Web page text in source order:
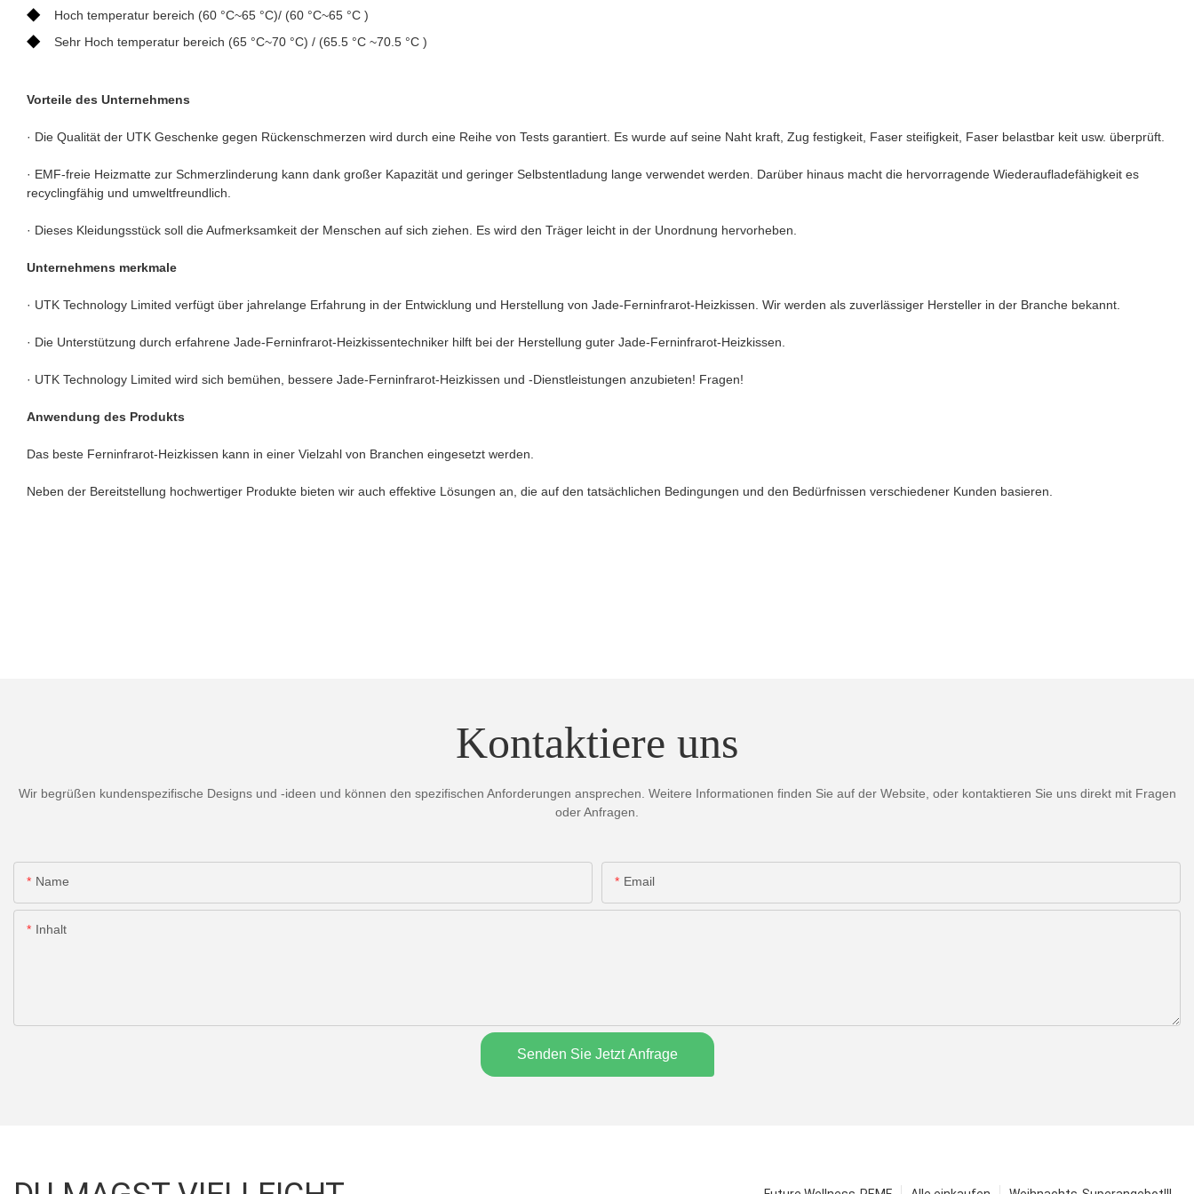
◆ Hoch temperatur bereich (60 °C~65 °C)/ (60 °C~65 °C )
◆ Sehr Hoch temperatur bereich (65 °C~70 °C) / (65.5 °C ~70.5 °C )
Vorteile des Unternehmens
· Die Qualität der UTK Geschenke gegen Rückenschmerzen wird durch eine Reihe von Tests garantiert. Es wurde auf seine Naht kraft, Zug festigkeit, Faser steifigkeit, Faser belastbar keit usw. überprüft.
· EMF-freie Heizmatte zur Schmerzlinderung kann dank großer Kapazität und geringer Selbstentladung lange verwendet werden. Darüber hinaus macht die hervorragende Wiederaufladefähigkeit es
recyclingfähig und umweltfreundlich.
· Dieses Kleidungsstück soll die Aufmerksamkeit der Menschen auf sich ziehen. Es wird den Träger leicht in der Unordnung hervorheben.
Unternehmens merkmale
· UTK Technology Limited verfügt über jahrelange Erfahrung in der Entwicklung und Herstellung von Jade-Ferninfrarot-Heizkissen. Wir werden als zuverlässiger Hersteller in der Branche bekannt.
· Die Unterstützung durch erfahrene Jade-Ferninfrarot-Heizkissentechniker hilft bei der Herstellung guter Jade-Ferninfrarot-Heizkissen.
· UTK Technology Limited wird sich bemühen, bessere Jade-Ferninfrarot-Heizkissen und -Dienstleistungen anzubieten! Fragen!
Anwendung des Produkts
Das beste Ferninfrarot-Heizkissen kann in einer Vielzahl von Branchen eingesetzt werden.
Neben der Bereitstellung hochwertiger Produkte bieten wir auch effektive Lösungen an, die auf den tatsächlichen Bedingungen und den Bedürfnissen verschiedener Kunden basieren.
Kontaktiere uns
Wir begrüßen kundenspezifische Designs und -ideen und können den spezifischen Anforderungen ansprechen. Weitere Informationen finden Sie auf der Website, oder kontaktieren Sie uns direkt mit Fragen
oder Anfragen.
Name Email
Inhalt
Senden Sie Jetzt Anfrage